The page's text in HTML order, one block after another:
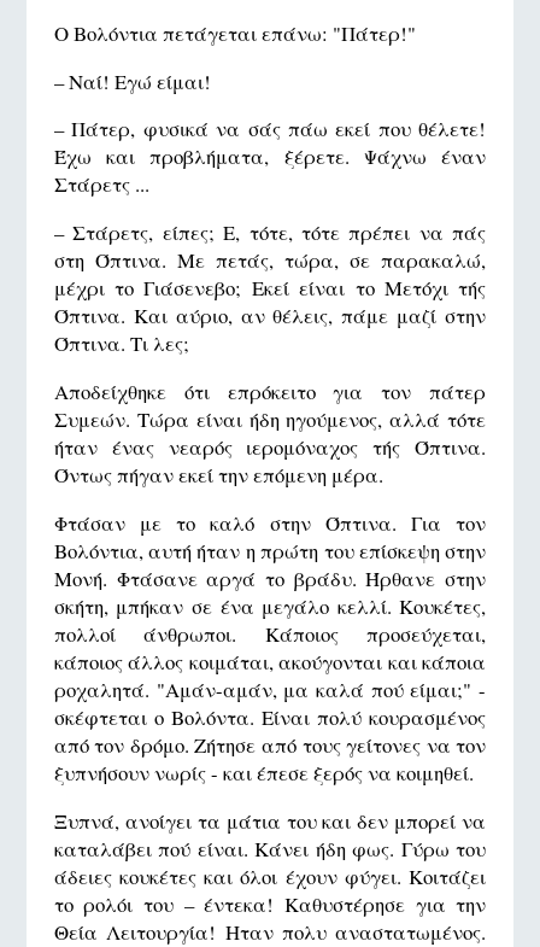
Ο Βολόντια πετάγεται επάνω: "Πάτερ!"
– Ναί! Εγώ είμαι!
– Πάτερ, φυσικά να σάς πάω εκεί που θέλετε!
Έχω και προβλήματα, ξέρετε. Ψάχνω έναν
Στάρετς ...
– Στάρετς, είπες; Ε, τότε, τότε πρέπει να πάς
στη Όπτινα. Με πετάς, τώρα, σε παρακαλώ,
μέχρι το Γιάσενεβο; Εκεί είναι το Μετόχι τής
Όπτινα. Και αύριο, αν θέλεις, πάμε μαζί στην
Όπτινα. Τι λες;
Αποδείχθηκε ότι επρόκειτο για τον πάτερ
Συμεών. Τώρα είναι ήδη ηγούμενος, αλλά τότε
ήταν ένας νεαρός ιερομόναχος τής Όπτινα.
Όντως πήγαν εκεί την επόμενη μέρα.
Φτάσαν με το καλό στην Όπτινα. Για τον
Βολόντια, αυτή ήταν η πρώτη του επίσκεψη στην
Μονή. Φτάσανε αργά το βράδυ. Ήρθανε στην
σκήτη, μπήκαν σε ένα μεγάλο κελλί. Kουκέτες,
πολλοί άνθρωποι. Κάποιος προσεύχεται,
κάποιος άλλος κοιμάται, ακούγονται και κάποια
ροχαλητά. "Αμάν-αμάν, μα καλά πού είμαι;" -
σκέφτεται ο Βολόντα. Είναι πολύ κουρασμένος
από τον δρόμο. Ζήτησε από τους γείτονες να τον
ξυπνήσουν νωρίς - και έπεσε ξερός να κοιμηθεί.
Ξυπνά, ανοίγει τα μάτια του και δεν μπορεί να
καταλάβει πού είναι. Κάνει ήδη φως. Γύρω του
άδειες κουκέτες και όλοι έχουν φύγει. Κοιτάζει
το ρολόι του – έντεκα! Καθυστέρησε για την
Θεία Λειτουργία! Ηταν πολυ αναστατωμένος.